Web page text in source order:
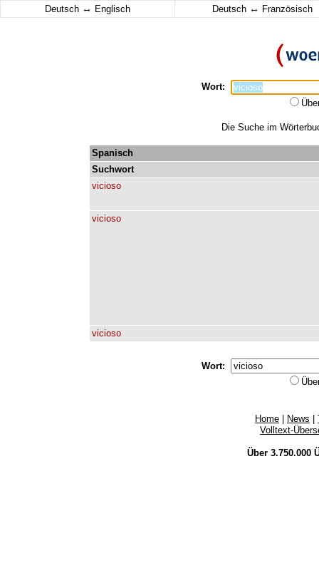
Deutsch ↔ Englisch Deutsch ↔ Französisch
Wort:
Die Suche im
Spanisch
Suchwort
vicioso
vicioso
vicioso
Wort:
Home News
Volltext-
Über 3.750.000